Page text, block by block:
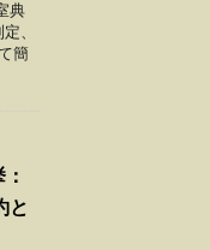
典
、
簡
と